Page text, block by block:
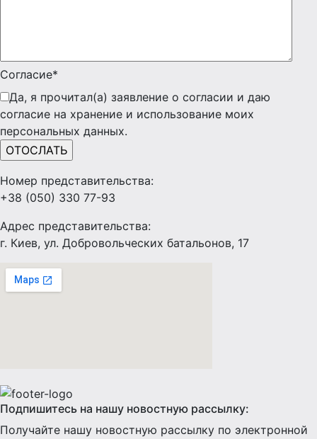
Согласие*
Да, я прочитал(а) заявление о согласии и даю
согласие на хранение и использование моих
персональных данных.
Номер представительства:
+38 (050) 330 77-93
Адрес представительства:
г. Киев, ул. Добровольческих батальонов, 17
Подпишитесь на нашу новостную рассылку:
Получайте нашу новостную рассылку по электронной